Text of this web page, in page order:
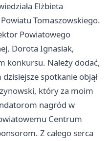
Elżbieta
Tomaszowskiego.
Powiatowego
Dorota Ignasiak,
konkursu. Należy dodać,
spotkanie objął
który za moim
nagród w
Centrum
Z całego serca